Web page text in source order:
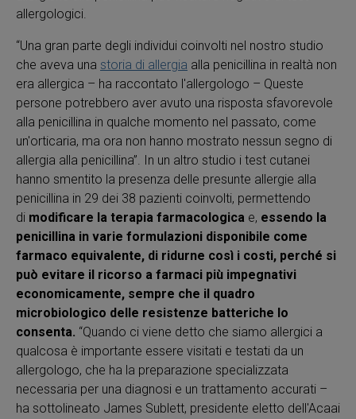
allergologici.
“Una gran parte degli individui coinvolti nel nostro studio
che aveva una storia di allergia alla penicillina in realtà non
era allergica – ha raccontato l'allergologo – Queste
persone potrebbero aver avuto una risposta sfavorevole
alla penicillina in qualche momento nel passato, come
un'orticaria, ma ora non hanno mostrato nessun segno di
allergia alla penicillina”. In un altro studio i test cutanei
hanno smentito la presenza delle presunte allergie alla
penicillina in 29 dei 38 pazienti coinvolti, permettendo
di modificare la terapia farmacologica e, essendo la
penicillina in varie formulazioni disponibile come
farmaco equivalente, di ridurne così i costi, perché si
può evitare il ricorso a farmaci più impegnativi
economicamente, sempre che il quadro
microbiologico delle resistenze batteriche lo
consenta. “Quando ci viene detto che siamo allergici a
qualcosa è importante essere visitati e testati da un
allergologo, che ha la preparazione specializzata
necessaria per una diagnosi e un trattamento accurati –
ha sottolineato James Sublett, presidente eletto dell'Acaai